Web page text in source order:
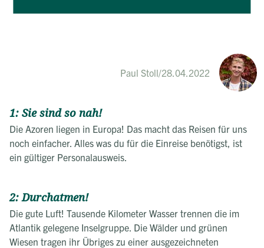
Paul Stoll/28.04.2022
1: Sie sind so nah!
Die Azoren liegen in Europa! Das macht das Reisen für uns
noch einfacher. Alles was du für die Einreise benötigst, ist
ein gültiger Personalausweis.
2: Durchatmen!
Die gute Luft! Tausende Kilometer Wasser trennen die im
Atlantik gelegene Inselgruppe. Die Wälder und grünen
Wiesen tragen ihr Übriges zu einer ausgezeichneten